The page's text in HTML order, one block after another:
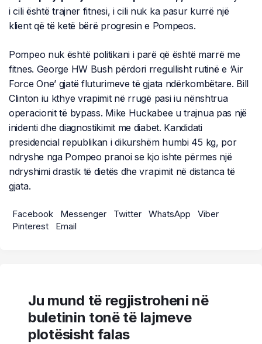
i cili është trajner fitnesi, i cili nuk ka pasur kurrë një
klient që të ketë bërë progresin e Pompeos.
Pompeo nuk është politikani i parë që është marrë me
fitnes. George HW Bush përdori rregullisht rutinë e ‘Air
Force One’ gjatë fluturimeve të gjata ndërkombëtare. Bill
Clinton iu kthye vrapimit në rrugë pasi iu nënshtrua
operacionit të bypass. Mike Huckabee u trajnua pas një
inidenti dhe diagnostikimit me diabet. Kandidati
presidencial republikan i dikurshëm humbi 45 kg, por
ndryshe nga Pompeo pranoi se kjo ishte përmes një
ndryshimi drastik të dietës dhe vrapimit në distanca të
gjata.
Facebook Messenger Twitter WhatsApp
Viber
Pinterest
Email
Ju mund të regjistroheni në
buletinin tonë të lajmeve
plotësisht falas